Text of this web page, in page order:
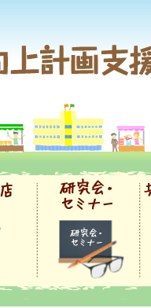
研究会・セミナー